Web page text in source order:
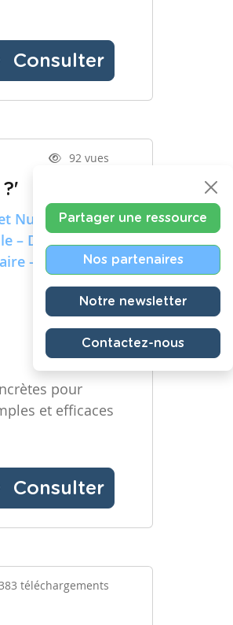
Consulter
92 vues
Numérique)
– Deuxième
– Deuxième
pour
et efficaces
Consulter
téléchargements
Partager une ressource
Nos partenaires
Notre newsletter
Contactez-nous